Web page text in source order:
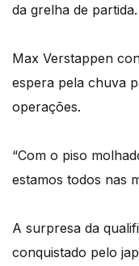
da grelha de partida.
Max Verstappen
espera pela chuva
operações.
“Com o piso
estamos todos nas
A surpresa da
conquistado pelo